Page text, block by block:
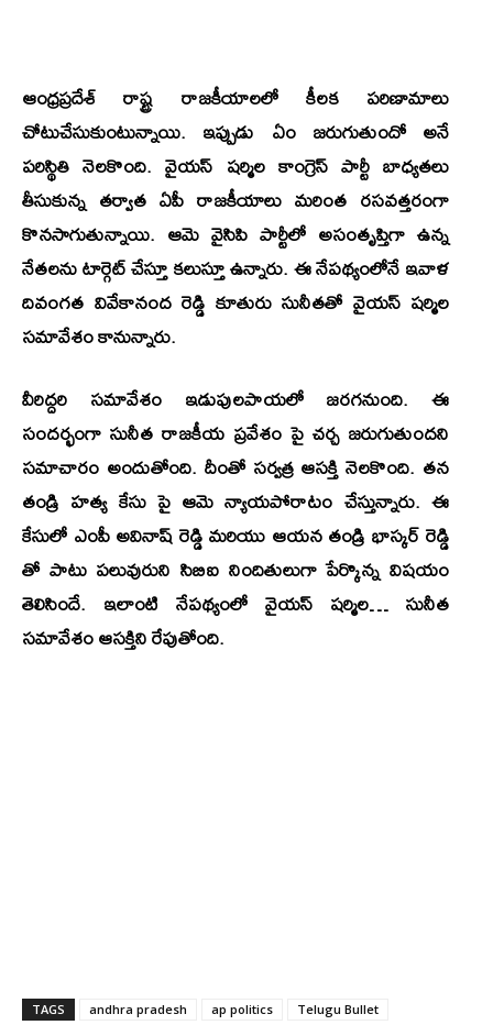
ఆంధ్రప్రదేశ్ రాష్ట్ర రాజకీయాలలో కీలక పరిణామాలు
చోటుచేసుకుంటున్నాయి. ఇప్పుడు ఏం జరుగుతుందో అనే
పరిస్థితి నెలకొంది. వైయస్ షర్మిల కాంగ్రెస్ పార్టీ బాధ్యతలు
తీసుకున్న తర్వాత ఏపీ రాజకీయాలు మరింత రసవత్తరంగా
కొనసాగుతున్నాయి. ఆమె వైసిపి పార్టీలో అసంతృప్తిగా ఉన్న
నేతలను టార్గెట్ చేస్తూ కలుస్తూ ఉన్నారు. ఈ నేపథ్యంలోనే ఇవాళ
దివంగత వివేకానంద రెడ్డి కూతురు సునీతతో వైయస్ షర్మిల
సమావేశం కానున్నారు.
వీరిద్దరి సమావేశం ఇడుపులపాయలో జరగనుంది. ఈ
సందర్భంగా సునీత రాజకీయ ప్రవేశం పై చర్చ జరుగుతుందని
సమాచారం అందుతోంది. దీంతో సర్వత్ర ఆసక్తి నెలకొంది. తన
తండ్రి హత్య కేసు పై ఆమె న్యాయపోరాటం చేస్తున్నారు. ఈ
కేసులో ఎంపీ అవినాష్ రెడ్డి మరియు ఆయన తండ్రి భాస్కర్ రెడ్డి
తో పాటు పలువురుని సిబిఐ నిందితులుగా పేర్కొన్న విషయం
తెలిసిందే. ఇలాంటి నేపథ్యంలో వైయస్ షర్మిల… సునీత
సమావేశం ఆసక్తిని రేపుతోంది.
TAGS andhra pradesh ap politics
Telugu Bullet